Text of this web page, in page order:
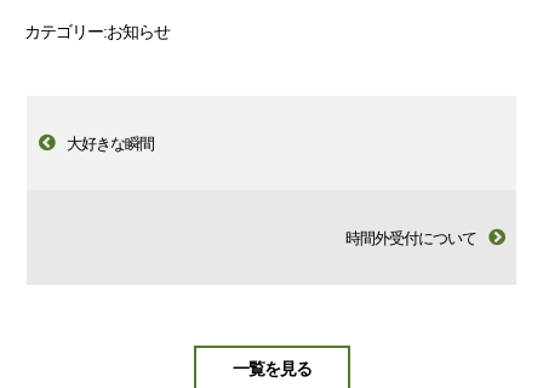
カテゴリー:お知らせ
大好きな瞬間
時間外受付について
一覧を見る